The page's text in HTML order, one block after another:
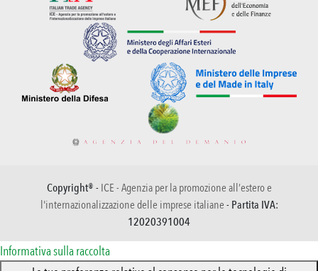
Copyright® - ICE - Agenzia per la promozione all’estero e
l'internazionalizzazione delle imprese italiane - Partita IVA:
12020391004
Informativa sulla raccolta